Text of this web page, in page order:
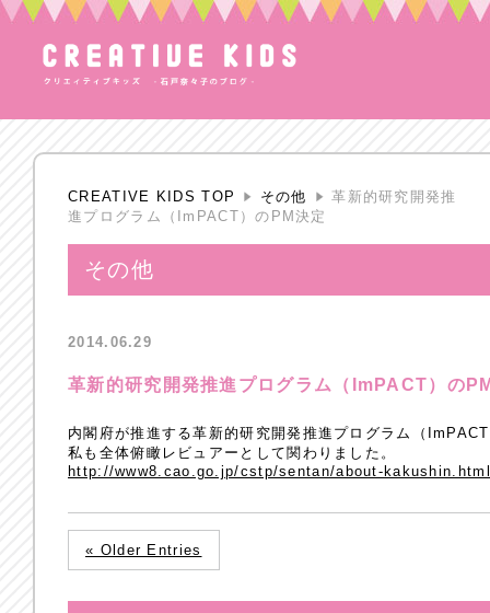
CREATIVE KIDS TOP その他
革新的研究開発推
進プログラム（ImPACT）のPM決定
その他
2014.06.29
革新的研究開発推進プログラム（ImPACT）の
内閣府が推進する革新的研究開発推進プログラム（
私も全体俯瞰レビュアーとして関わりました。
http://www8.cao.go.jp/cstp/sentan/about-kakushin.html
« Older Entries